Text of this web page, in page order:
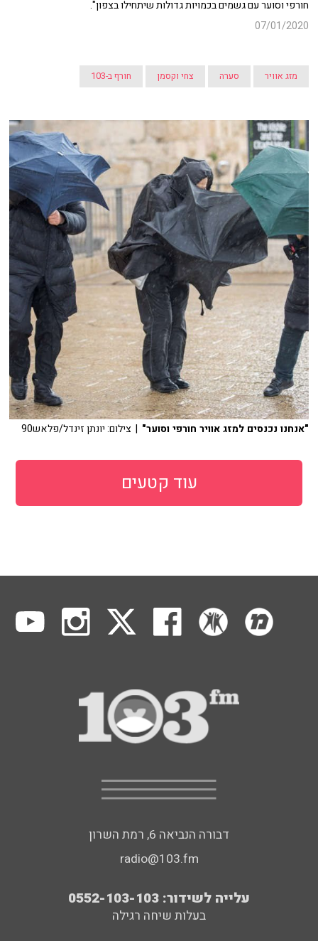
חורפי וסוער עם גשמים בכמויות גדולות שיתחילו בצפון".
07/01/2020
מזג אוויר סערה צחי וקסמן חורף ב-103
"אנחנו נכנסים למזג אוויר חורפי וסוער" | צילום: יונתן זינדל/פלאש90
עוד קטעים
דבורה הנביאה 6, רמת השרון
radio@103.fm
עלייה לשידור: 0552-103-103
בעלות שיחה רגילה